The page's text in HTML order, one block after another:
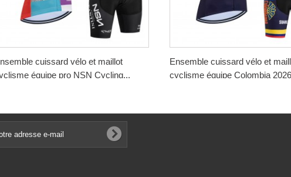
cuissard vélo et maillot
équipe pro NSN Cycling...
Ensemble cuissard vélo et
cyclisme équipe Colombia